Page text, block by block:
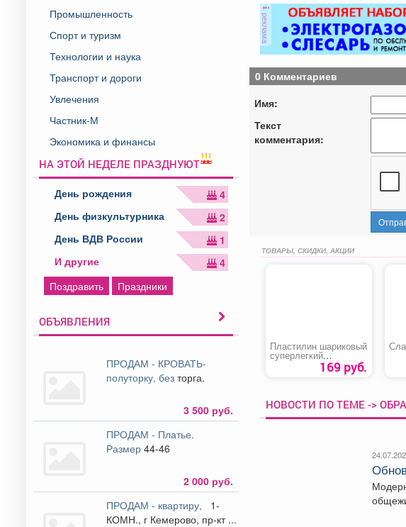
Промышленность
Спорт и туризм
Технологии и наука
Транспорт и дороги
Увлечения
Частник-М
Экономика и финансы
НА ЭТОЙ НЕДЕЛЕ ПРАЗДНУЮТ
День рождения
4
День физкультурника
2
День ВДВ России
1
И другие
4
Поздравить
Праздники
ОБЪЯВЛЕНИЯ
ПРОДАМ - КРОВАТЬ-
полуторку, безторга.
3 500 руб.
ПРОДАМ - Платье.
Размер44-46
2 000 руб.
ПРОДАМ - квартиру,
1-
КОМН., г Кемерово, пр-кт ...
реклама
0 Комментариев
Имя:
Текст
комментария:
ТОВАРЫ, СКИДКИ, АКЦИИ
Пластилин шариковый
суперлегкий
«Homecenter»169 руб.
НОВОСТИ ПО ТЕМЕ ->